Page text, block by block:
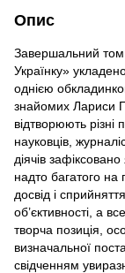
Опис
Завершальний
Українку»
однією
знайомих Лариси
відтворюють різні
науковців,
діячів
надто багатого
досвід і
об’єктивності, а
творча позиція,
визначальної
свідченням